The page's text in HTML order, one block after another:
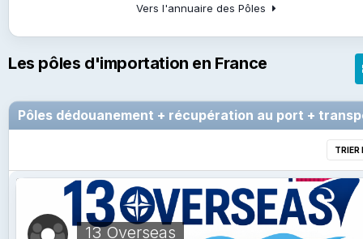
Vers l'annuaire des Pôles
Les pôles d'importation en France
Pôles dédouanement + récupération au port +
TRIER
13 Overseas